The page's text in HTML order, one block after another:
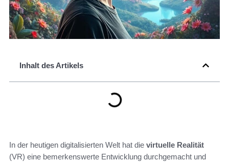
Inhalt des Artikels
In der heutigen digitalisierten Welt hat die virtuelle Realität
(VR) eine bemerkenswerte Entwicklung durchgemacht und